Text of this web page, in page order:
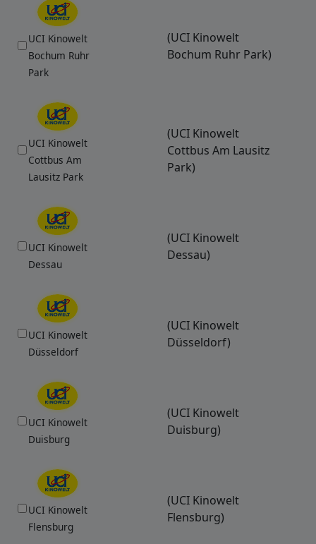
UCI Kinowelt
Bochum Ruhr
Park
(UCI Kinowelt
Bochum Ruhr Park)
UCI Kinowelt
Cottbus Am
Lausitz Park
(UCI Kinowelt
Cottbus Am Lausitz
Park)
UCI Kinowelt
Dessau
(UCI Kinowelt
Dessau)
UCI Kinowelt
Düsseldorf
(UCI Kinowelt
Düsseldorf)
UCI Kinowelt
Duisburg
(UCI Kinowelt
Duisburg)
UCI Kinowelt
Flensburg
(UCI Kinowelt
Flensburg)